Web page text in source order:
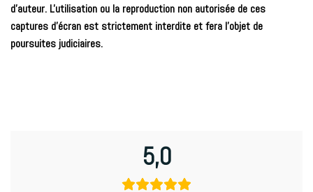
d'auteur. L'utilisation ou la reproduction non autorisée de ces
captures d'écran est strictement interdite et fera l'objet de
poursuites judiciaires.
5,0